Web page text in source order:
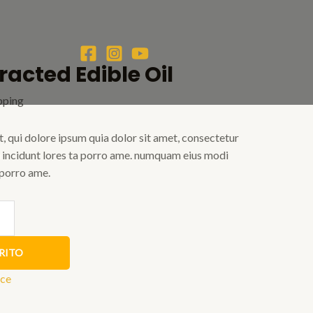
Edible Oil
qui dolore ipsum quia dolor sit amet, consectetur
lores ta porro ame. numquam eius modi
ame.